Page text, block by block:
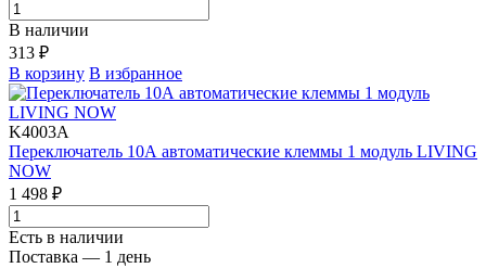
В наличии
313 ₽
В корзину В избранное
K4003A
Переключатель 10А автоматические клеммы 1 модуль LIVING
NOW
1 498 ₽
Есть в наличии
Поставка — 1 день